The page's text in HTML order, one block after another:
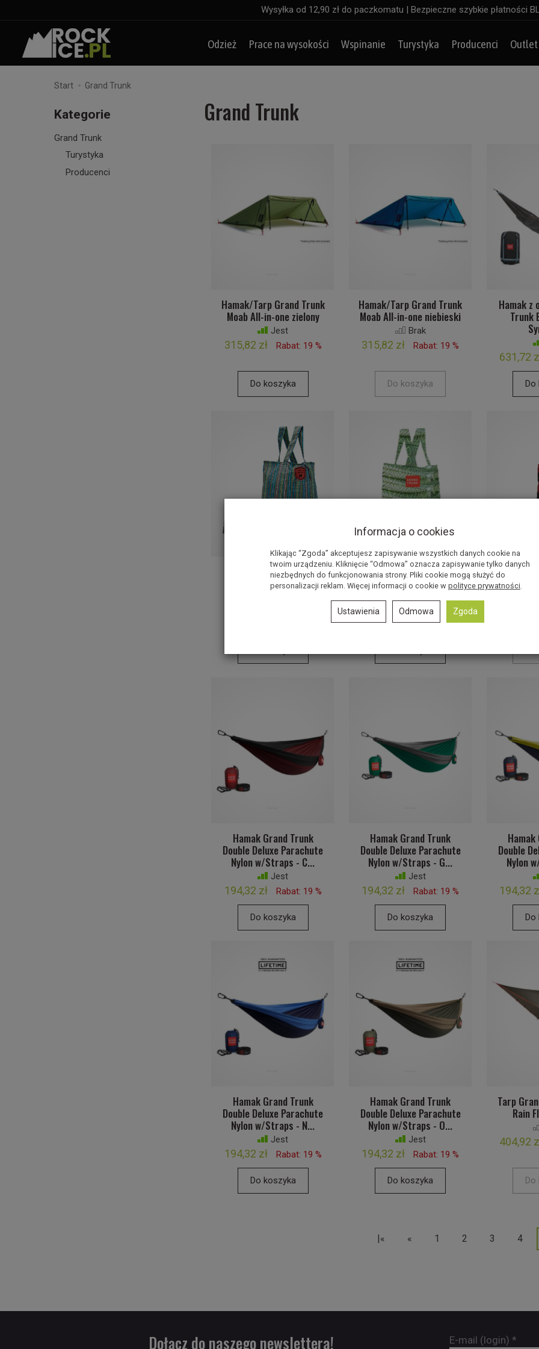
Wysyłka od 12,90 zł do paczkomatu | Bezpieczne szybkie płatności
Odzież Prace na wysokości Wspinanie Turystyka Producenci Outlet
Start Grand Trunk
Grand Trunk
Hamak/Tarp Grand Trunk
Moab All-in-one zielony
Jest
315,82 zł Rabat: 19 %
Do koszyka
Hamak/Tarp Grand Trunk
Moab All-in-one niebieski
Brak
315,82 zł Rabat: 19 %
Do koszyka
Hamak z
Trunk
631,72
Do
Torba Grand Trunk Eco
Tote Bag - serape
Torba Grand Trunk Eco
Tote Bag - green mamba
44,55 zł Rabat: 19 %
Torba
Tote
Hamak Grand Trunk
Double Deluxe Parachute
Nylon w/Straps - C...
Jest
194,32 zł Rabat: 19 %
Do koszyka
Hamak Grand Trunk
Double Deluxe Parachute
Nylon w/Straps - G...
Jest
194,32 zł Rabat: 19 %
Do koszyka
Double
Nylon
194,32
Do
Hamak Grand Trunk
Double Deluxe Parachute
Nylon w/Straps - N...
Jest
194,32 zł Rabat: 19 %
Do koszyka
Hamak Grand Trunk
Double Deluxe Parachute
Nylon w/Straps - O...
Jest
194,32 zł Rabat: 19 %
Do koszyka
Tarp
Rain
404,92
Do
|« « 1 2 3 4
Kategorie
Grand Trunk
Turystyka
Producenci
Dołącz do naszego newslettera! E-mail (login) *
Informacja o cookies
Klikając “Zgoda” akceptujesz zapisywanie wszystkich danych cookie na
twoim urządzeniu. Kliknięcie “Odmowa” oznacza zapisywanie tylko danych
niezbędnych do funkcjonowania strony. Pliki cookie mogą służyć do
personalizacji reklam. Więcej informacji o cookie w polityce prywatności
Ustawienia Odmowa Zgoda